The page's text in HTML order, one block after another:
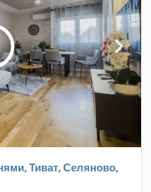
Тиват, Селяново,